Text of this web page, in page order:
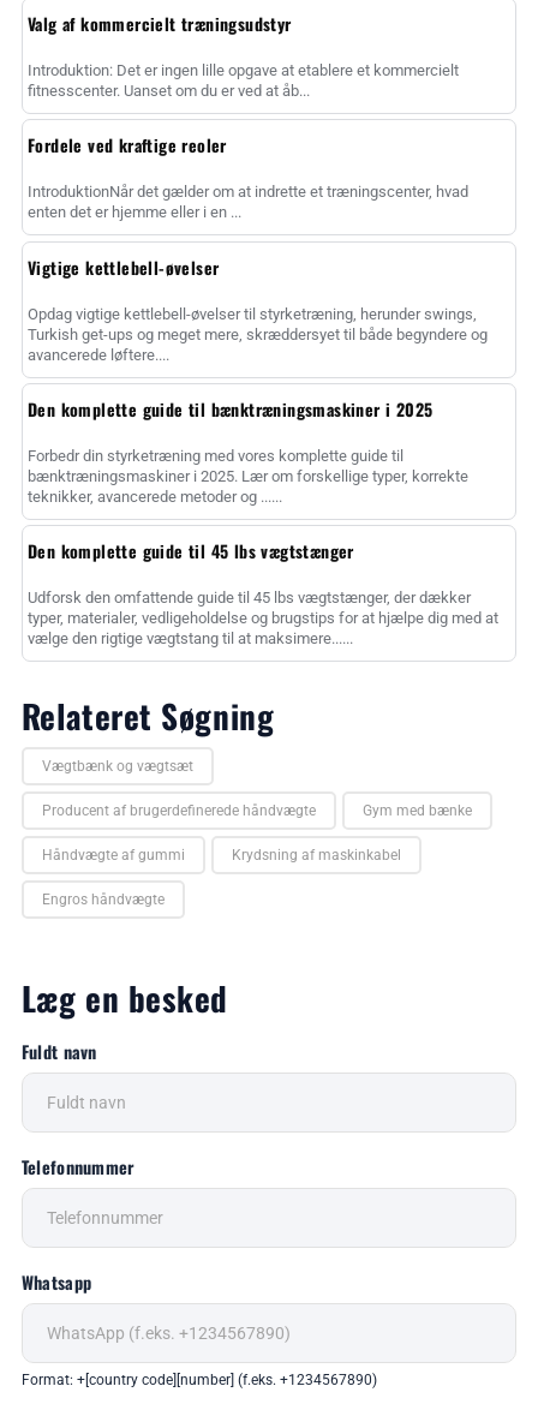
Valg af kommercielt træningsudstyr
Introduktion: Det er ingen lille opgave at etablere et kommercielt
fitnesscenter. Uanset om du er ved at åb...
Fordele ved kraftige reoler
IntroduktionNår det gælder om at indrette et træningscenter, hvad
enten det er hjemme eller i en ...
Vigtige kettlebell-øvelser
Opdag vigtige kettlebell-øvelser til styrketræning, herunder swings,
Turkish get-ups og meget mere, skræddersyet til både begyndere og
avancerede løftere....
Den komplette guide til bænktræningsmaskiner i 2025
Forbedr din styrketræning med vores komplette guide til
bænktræningsmaskiner i 2025. Lær om forskellige typer, korrekte
teknikker, avancerede metoder og ......
Den komplette guide til 45 lbs vægtstænger
Udforsk den omfattende guide til 45 lbs vægtstænger, der dækker
typer, materialer, vedligeholdelse og brugstips for at hjælpe dig med at
vælge den rigtige vægtstang til at maksimere......
Relateret Søgning
Vægtbænk og vægtsæt
Producent af brugerdefinerede håndvægte Gym med bænke
Håndvægte af gummi Krydsning af maskinkabel
Engros håndvægte
Læg en besked
Fuldt navn
Telefonnummer
Whatsapp
Format: +[country code][number] (f.eks. +1234567890)